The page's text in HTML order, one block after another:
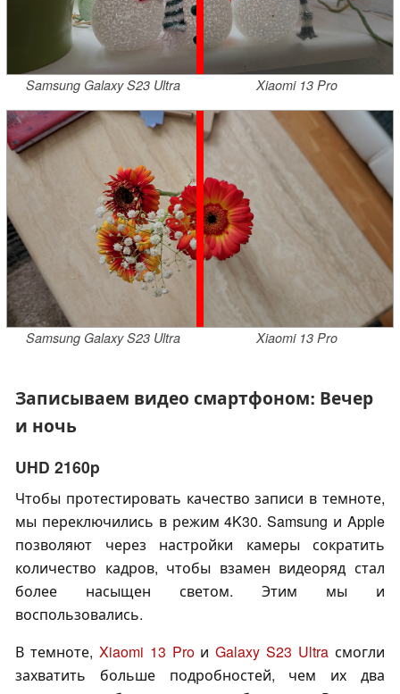
Samsung Galaxy S23 Ultra Xiaomi 13 Pro
Samsung Galaxy S23 Ultra Xiaomi 13 Pro
Записываем видео смартфоном: Вечер
и ночь
UHD 2160p
Чтобы протестировать качество записи в темноте,
мы переключились в режим 4K30. Samsung и Apple
позволяют через настройки камеры сократить
количество кадров, чтобы взамен видеоряд стал
более насыщен светом. Этим мы и
воспользовались.
В темноте, Xiaomi 13 ProиGalaxy S23 Ultra смогли
захватить больше подробностей, чем их два